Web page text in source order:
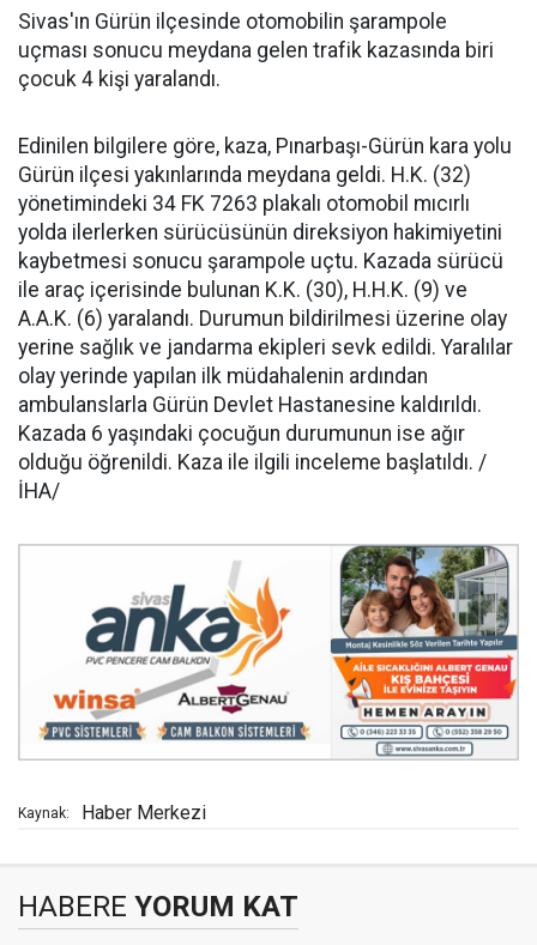
Sivas'ın Gürün ilçesinde otomobilin şarampole
uçması sonucu meydana gelen trafik kazasında biri
çocuk 4 kişi yaralandı.
Edinilen bilgilere göre, kaza, Pınarbaşı-Gürün kara yolu
Gürün ilçesi yakınlarında meydana geldi. H.K. (32)
yönetimindeki 34 FK 7263 plakalı otomobil mıcırlı
yolda ilerlerken sürücüsünün direksiyon hakimiyetini
kaybetmesi sonucu şarampole uçtu. Kazada sürücü
ile araç içerisinde bulunan K.K. (30), H.H.K. (9) ve
A.A.K. (6) yaralandı. Durumun bildirilmesi üzerine olay
yerine sağlık ve jandarma ekipleri sevk edildi. Yaralılar
olay yerinde yapılan ilk müdahalenin ardından
ambulanslarla Gürün Devlet Hastanesine kaldırıldı.
Kazada 6 yaşındaki çocuğun durumunun ise ağır
olduğu öğrenildi. Kaza ile ilgili inceleme başlatıldı. /
İHA/
Kaynak: Haber Merkezi
HABERE YORUM KAT